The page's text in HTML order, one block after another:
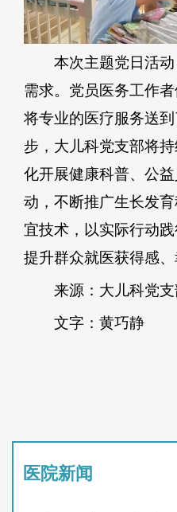
本次主题党日活动
需求。党员医务工作者
将专业的医疗服务送
步，大儿科党支部将
化开展健康科普、公
动，不断推广生长发
宜技术，以实际行动
提升群众就医获得感、
来源：大儿科党支
文字：黄巧静
医院新闻